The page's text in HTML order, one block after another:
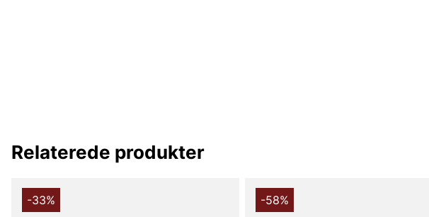
Relaterede produkter
-33% -58%